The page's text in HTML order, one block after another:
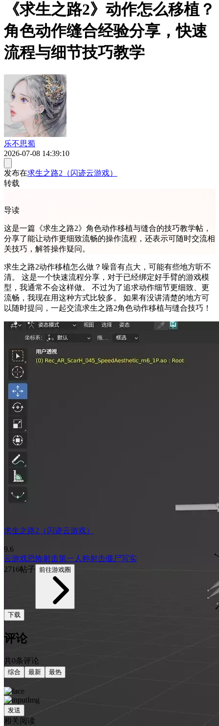
《求生之路2》动作怎么移植？
角色动作缝合经验分享，快速
流程与细节技巧教学
乐不思蜀
2026-07-08 14:39:10
发布在求生之路2（闪迹云游戏）
转载
导读
这是一篇《求生之路2》角色动作移植与缝合的技巧教学帖，
分享了能让动作更细致流畅的操作流程，还表示可随时交流相
关技巧，解答操作疑问。
求生之路2动作移植怎么做？噪音有点大，可能有些地方听不
清。 这是一个快速流程分享，对于已经绑定好手臂的游戏模
型，我通常不会这样做。 不过为了追求动作细节更细致、更
流畅，我现在用这种方式比较多。 如果有没讲清楚的地方可
以随时提问，一起交流求生之路2角色动作移植与缝合技巧！
求生之路2（闪迹云游戏）
9.6
云游戏恐怖射击第一人称射击僵尸写实
2716帖子 前往游戏圈
下载
评论
共0条评论
综合 最新 最热
发送
相关阅读